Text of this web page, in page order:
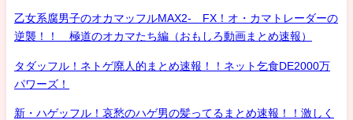
乙女系腐男子のオカマッフルMAX2- FX！オ・カマトレーダーの
逆襲！！ 極道のオカマたち編（おもしろ動画まとめ速報）
タダッフル！ネトゲ廃人的まとめ速報！！ネット乞食DE2000万
パワーズ！
新・ハゲッフル！哀愁のハゲ男の髪ってるまとめ速報！！激しく